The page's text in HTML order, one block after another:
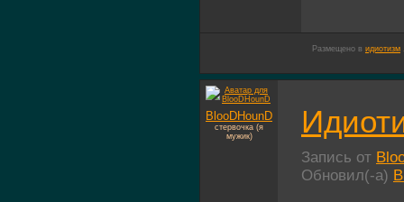
Размещено в идиотизм
BlooDHounD
стервочка (я
мужик)
Запись от
Обновил(-а)